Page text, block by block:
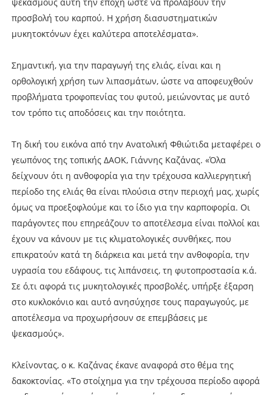
προσβολή του καρπού. Η χρήση διασυστηματικών
μυκητοκτόνων έχει καλύτερα αποτελέσματα».
Σημαντική, για την παραγωγή της ελιάς, είναι και η
ορθολογική χρήση των λιπασμάτων, ώστε να αποφευχθούν
προβλήματα τροφοπενίας του φυτού, μειώνοντας με αυτό
τον τρόπο τις αποδόσεις και την ποιότητα.
Τη δική του εικόνα από την Ανατολική Φθιώτιδα μεταφέρει ο
γεωπόνος της τοπικής ΔΑΟΚ, Γιάννης Καζάνας. «Όλα
δείχνουν ότι η ανθοφορία για την τρέχουσα καλλιεργητική
περίοδο της ελιάς θα είναι πλούσια στην περιοχή μας, χωρίς
όμως να προεξοφλούμε και το ίδιο για την καρποφορία. Οι
παράγοντες που επηρεάζουν το αποτέλεσμα είναι πολλοί και
έχουν να κάνουν με τις κλιματολογικές συνθήκες, που
επικρατούν κατά τη διάρκεια και μετά την ανθοφορία, την
υγρασία του εδάφους, τις λιπάνσεις, τη φυτοπροστασία κ.ά.
Σε ό,τι αφορά τις μυκητολογικές προσβολές, υπήρξε έξαρση
στο κυκλοκόνιο και αυτό ανησύχησε τους παραγωγούς, με
αποτέλεσμα να προχωρήσουν σε επεμβάσεις με
ψεκασμούς».
Κλείνοντας, ο κ. Καζάνας έκανε αναφορά στο θέμα της
δακοκτονίας. «Το στοίχημα για την τρέχουσα περίοδο αφορά